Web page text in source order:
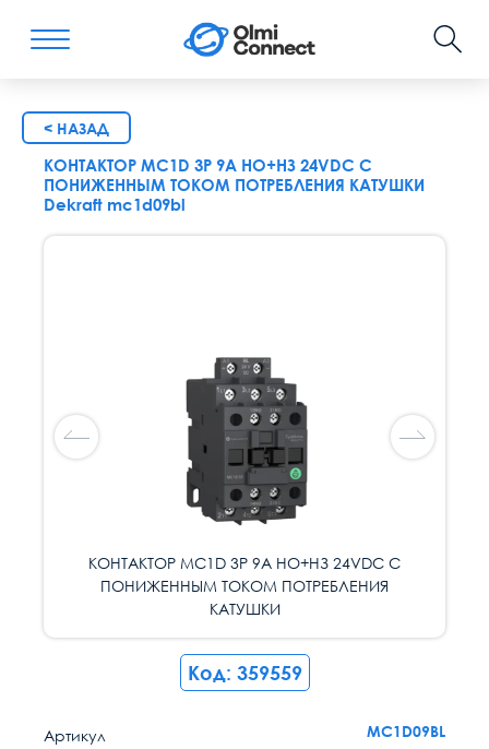
< НАЗАД
КОНТАКТОР MC1D 3P 9A НО+НЗ 24VDC С
ПОНИЖЕННЫМ ТОКОМ ПОТРЕБЛЕНИЯ КАТУШКИ
Dekraft mc1d09bl
КОНТАКТОР MC1D 3P 9A НО+НЗ 24VDC С
ПОНИЖЕННЫМ ТОКОМ ПОТРЕБЛЕНИЯ
КАТУШКИ
КОНТАКТОР MC1D 3P 9A НО+НЗ 24VDC С
ПОНИЖЕННЫМ ТОКОМ ПОТРЕБЛЕНИЯ
КАТУШКИ
Код: 359559
Артикул
MC1D09BL